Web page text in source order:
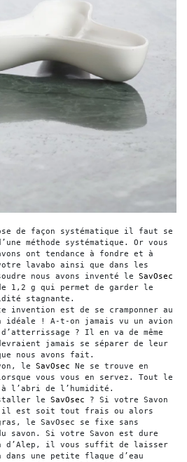
de façon systématique il faut se
méthode systématique. Or vous
ont tendance à fondre et à
lavabo ainsi que dans les
nous avons inventé le
1,2 g qui permet de garder le
stagnante.
invention est de se cramponner au
idéale ! A-t-on jamais vu un avion
? Il en va de même
jamais se séparer de leur
nous avons fait.
le SavOsec Ne se trouve en
vous vous en servez. Tout le
l’abri de l’humidité.
le SavOsec ? Si votre Savon
est soit tout frais ou alors
le SavOsec se fixe sans
savon. Si votre Savon est dure
d’Alep, il vous suffit de laisser
une petite flaque d’eau